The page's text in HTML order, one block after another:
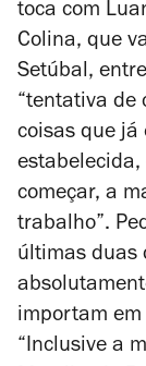
toca com
Colina, que
Setúbal,
“tentativa
coisas que já
começar, a
trabalho”.
últimas duas
importam
“Inclusive a